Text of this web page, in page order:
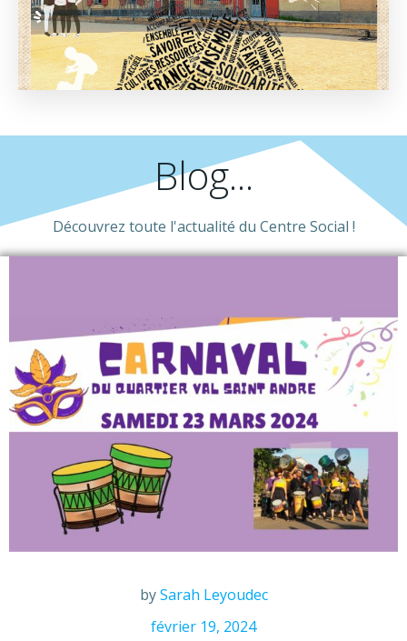
Blog...
Découvrez toute l'actualité du Centre Social !
bySarah Leyoudec
février 19, 2024